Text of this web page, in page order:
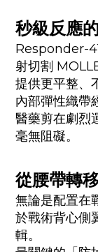
秒級反應
Responder-
射切割
提供更平整、
內部彈性織帶
醫藥剪在劇烈
毫無阻礙。
從腰帶轉
無論是配置在
於戰術背心側
輯。